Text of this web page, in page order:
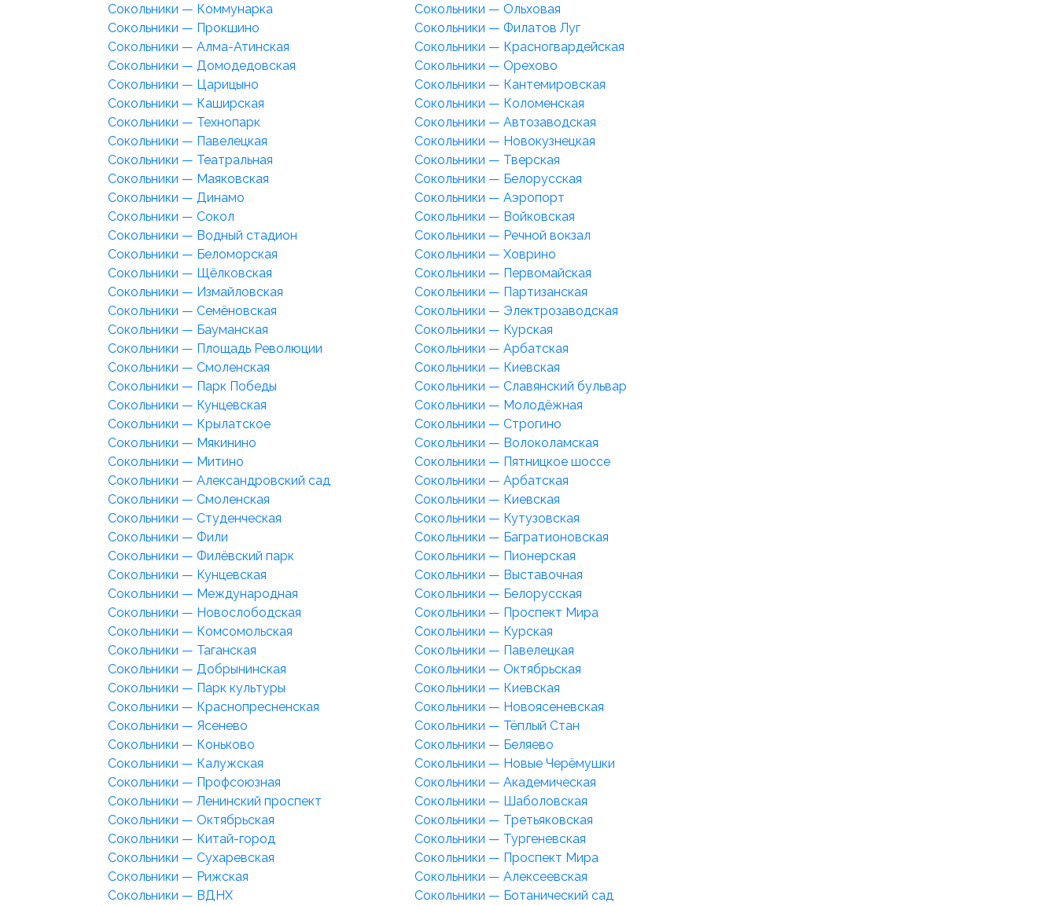
Сокольники — Коммунарка
Сокольники — Ольховая
Сокольники — Прокшино
Сокольники — Филатов Луг
Сокольники — Алма-Атинская
Сокольники — Красногвардейская
Сокольники — Домодедовская
Сокольники — Орехово
Сокольники — Царицыно
Сокольники — Кантемировская
Сокольники — Каширская
Сокольники — Коломенская
Сокольники — Технопарк
Сокольники — Автозаводская
Сокольники — Павелецкая
Сокольники — Новокузнецкая
Сокольники — Театральная
Сокольники — Тверская
Сокольники — Маяковская
Сокольники — Белорусская
Сокольники — Динамо
Сокольники — Аэропорт
Сокольники — Сокол
Сокольники — Войковская
Сокольники — Водный стадион
Сокольники — Речной вокзал
Сокольники — Беломорская
Сокольники — Ховрино
Сокольники — Щёлковская
Сокольники — Первомайская
Сокольники — Измайловская
Сокольники — Партизанская
Сокольники — Семёновская
Сокольники — Электрозаводская
Сокольники — Бауманская
Сокольники — Курская
Сокольники — Площадь Революции
Сокольники — Арбатская
Сокольники — Смоленская
Сокольники — Киевская
Сокольники — Парк Победы
Сокольники — Славянский бульвар
Сокольники — Кунцевская
Сокольники — Молодёжная
Сокольники — Крылатское
Сокольники — Строгино
Сокольники — Мякинино
Сокольники — Волоколамская
Сокольники — Митино
Сокольники — Пятницкое шоссе
Сокольники — Александровский сад
Сокольники — Арбатская
Сокольники — Смоленская
Сокольники — Киевская
Сокольники — Студенческая
Сокольники — Кутузовская
Сокольники — Фили
Сокольники — Багратионовская
Сокольники — Филёвский парк
Сокольники — Пионерская
Сокольники — Кунцевская
Сокольники — Выставочная
Сокольники — Международная
Сокольники — Белорусская
Сокольники — Новослободская
Сокольники — Проспект Мира
Сокольники — Комсомольская
Сокольники — Курская
Сокольники — Таганская
Сокольники — Павелецкая
Сокольники — Добрынинская
Сокольники — Октябрьская
Сокольники — Парк культуры
Сокольники — Киевская
Сокольники — Краснопресненская
Сокольники — Новоясеневская
Сокольники — Ясенево
Сокольники — Тёплый Стан
Сокольники — Коньково
Сокольники — Беляево
Сокольники — Калужская
Сокольники — Новые Черёмушки
Сокольники — Профсоюзная
Сокольники — Академическая
Сокольники — Ленинский проспект
Сокольники — Шаболовская
Сокольники — Октябрьская
Сокольники — Третьяковская
Сокольники — Китай-город
Сокольники — Тургеневская
Сокольники — Сухаревская
Сокольники — Проспект Мира
Сокольники — Рижская
Сокольники — Алексеевская
Сокольники — ВДНХ
Сокольники — Ботанический сад